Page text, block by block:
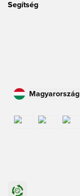
Segítség
Magyarország
International